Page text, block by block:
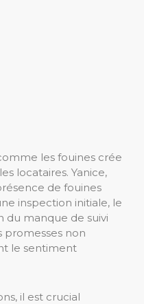
les fouines crée
locataires. Yanice,
de fouines
inspection initiale, le
du manque de suivi
promesses non
le sentiment
il est crucial